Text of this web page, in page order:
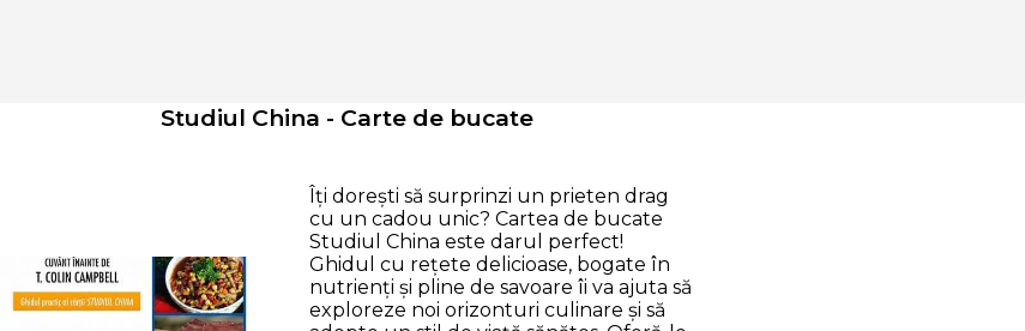
Studiul China - Carte de bucate
Îți dorești să surprinzi un prieten drag
cu un cadou unic? Cartea de bucate
Studiul China este darul perfect!
Ghidul cu rețete delicioase, bogate în
nutrienți și pline de savoare îi va ajuta să
exploreze noi orizonturi culinare și să